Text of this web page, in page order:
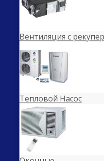
Вентиляция с
Тепловой Насос